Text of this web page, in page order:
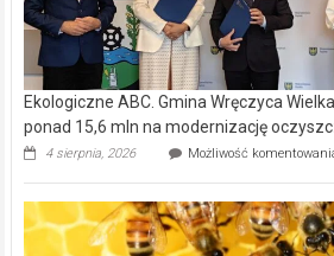
Ekologiczne ABC. Gmina Wręczyca
ponad 15,6 mln na modernizację
4 sierpnia, 2026 Możliwość